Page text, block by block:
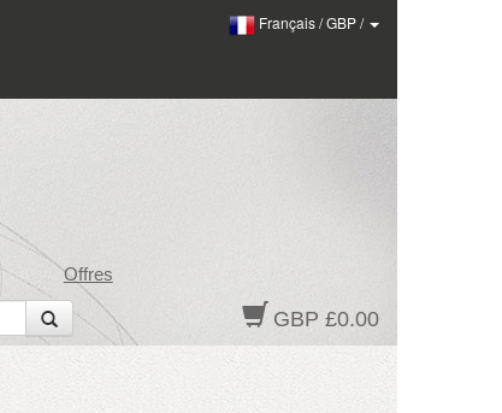
Français/GBP/
Offres
GBP £0.00